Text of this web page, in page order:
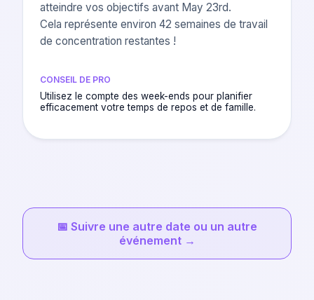
atteindre vos objectifs avant May 23rd.
Cela représente environ 42 semaines de travail
de concentration restantes !
CONSEIL DE PRO
Utilisez le compte des week-ends pour planifier
efficacement votre temps de repos et de famille.
📅 Suivre une autre date ou un autre
événement→